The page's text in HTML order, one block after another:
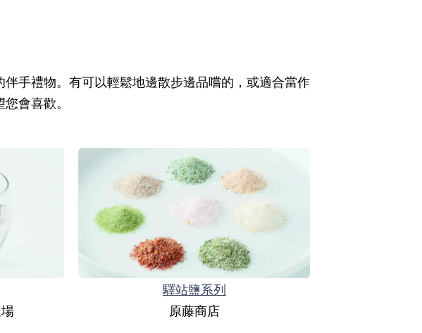
手禮物。有可以輕鬆地邊散步邊品嚐的，或適合當作
會喜歡。
驛站鹽系列
原藤商店